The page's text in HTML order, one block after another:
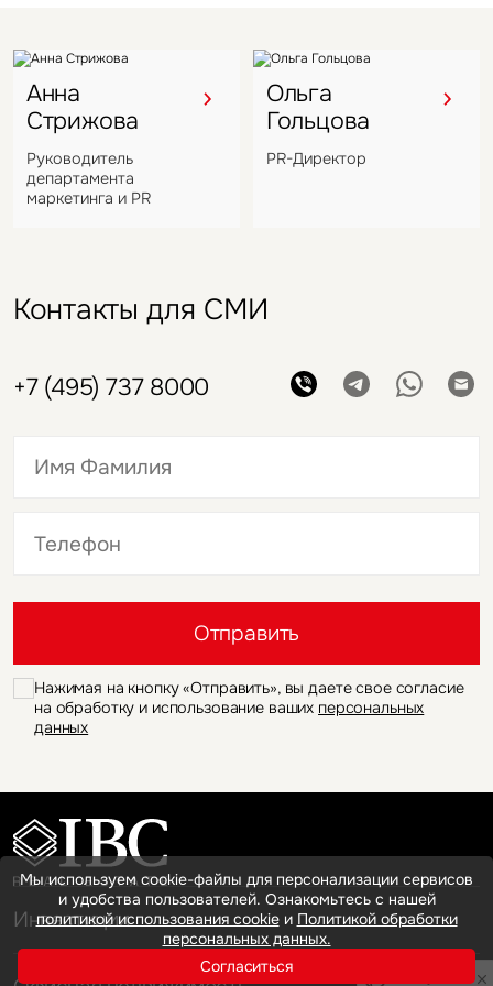
Анна
Стрижова
Руководитель
департамента
маркетинга и PR
Ольга
Гольцова
PR-Директор
Контакты для СМИ
+7 (495) 737 8000
Отправить
Нажимая на кнопку «Отправить», вы даете свое согласие
на обработку и использование ваших персональных
данных
Инвестиции
Мы используем cookie-файлы для персонализации сервисов
и удобства пользователей. Ознакомьтесь с нашей
политикой использования cookieи Политикой обработки
персональных данных.
Согласиться